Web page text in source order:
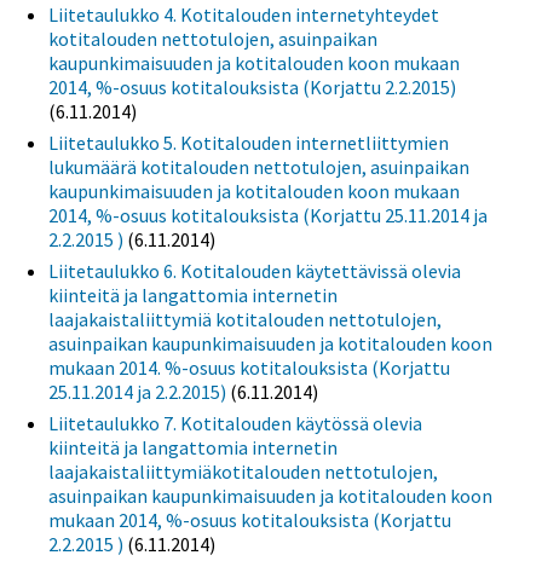
Liitetaulukko 4. Kotitalouden internetyhteydet
kotitalouden nettotulojen, asuinpaikan
kaupunkimaisuuden ja kotitalouden koon mukaan
2014, %-osuus kotitalouksista (Korjattu 2.2.2015)
(6.11.2014)
Liitetaulukko 5. Kotitalouden internetliittymien
lukumäärä kotitalouden nettotulojen, asuinpaikan
kaupunkimaisuuden ja kotitalouden koon mukaan
2014, %-osuus kotitalouksista (Korjattu 25.11.2014 ja
2.2.2015 ) (6.11.2014)
Liitetaulukko 6. Kotitalouden käytettävissä olevia
kiinteitä ja langattomia internetin
laajakaistaliittymiä kotitalouden nettotulojen,
asuinpaikan kaupunkimaisuuden ja kotitalouden koon
mukaan 2014. %-osuus kotitalouksista (Korjattu
25.11.2014 ja 2.2.2015) (6.11.2014)
Liitetaulukko 7. Kotitalouden käytössä olevia
kiinteitä ja langattomia internetin
laajakaistaliittymiäkotitalouden nettotulojen,
asuinpaikan kaupunkimaisuuden ja kotitalouden koon
mukaan 2014, %-osuus kotitalouksista (Korjattu
2.2.2015 ) (6.11.2014)